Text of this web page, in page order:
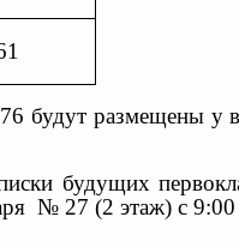
будут размещены у
будущих
№ 27 (2 этаж) с